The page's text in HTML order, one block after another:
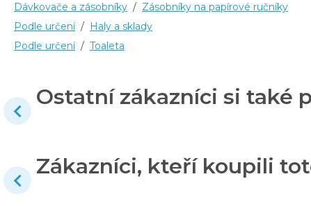
Dávkovače a zásobníky / Zásobníky na papírové ručníky
Podle určení / Haly a sklady
Podle určení / Toaleta
Ostatní zákazníci si také
Zákazníci, kteří koupili